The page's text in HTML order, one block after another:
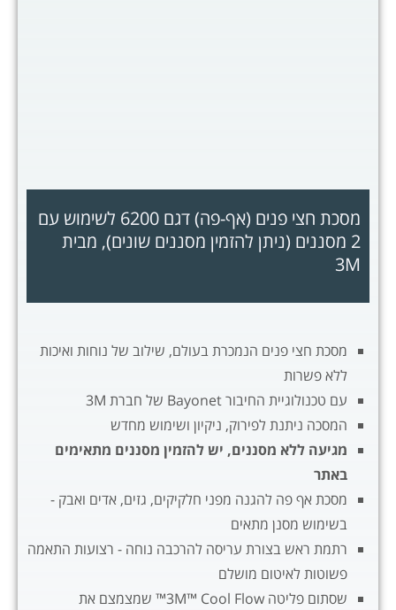
מסכת חצי פנים (אף-פה) דגם 6200 לשימוש עם
2 מסננים (ניתן להזמין מסננים שונים), מבית
3M
מסכת חצי פנים הנמכרת בעולם, שילוב של נוחות ואיכות
ללא פשרות
עם טכנולוגיית החיבור Bayonet של חברת 3M
המסכה ניתנת לפירוק, ניקיון ושימוש מחדש
מגיעה ללא מסננים, יש להזמין מסננים מתאימים
באתר
מסכת אף פה להגנה מפני חלקיקים, גזים, אדים ואבק -
בשימוש מסנן מתאים
רתמת ראש בצורת עריסה להרכבה נוחה - רצועות התאמה
פשוטות לאיטום מושלם
שסתום פליטה 3M™ Cool Flow™ שמצמצם את